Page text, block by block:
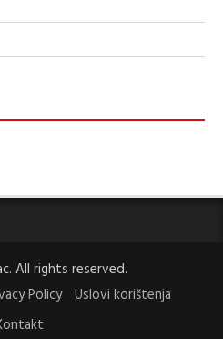
All rights reserved.
Policy Uslovi korištenja